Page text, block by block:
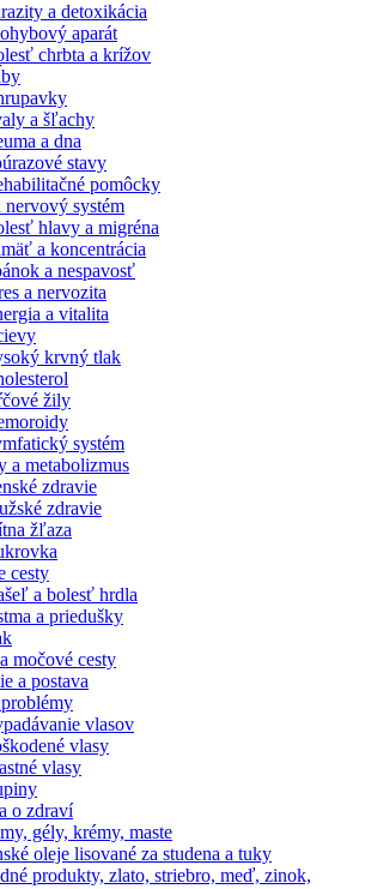
a detoxikácia
aparát
chrbta a krížov
a šľachy
a dna
stavy
pomôcky
nervový systém
hlavy a migréna
a koncentrácia
a nespavosť
a nervozita
a vitalita
krvný tlak
žily
systém
a metabolizmus
zdravie
zdravie
žľaza
cesty
a bolesť hrdla
a priedušky
močové cesty
a postava
vlasov
vlasy
vlasy
o zdraví
gély, krémy, maste
oleje lisované za studena a tuky
produkty, zlato, striebro, meď, zinok,